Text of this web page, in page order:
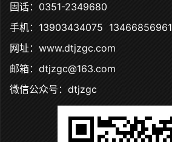
固话：0351-2349680
手机：13903434075 13466856961
网址：www.dtjzgc.com
邮箱：dtjzgc@163.com
微信公众号：dtjzgc